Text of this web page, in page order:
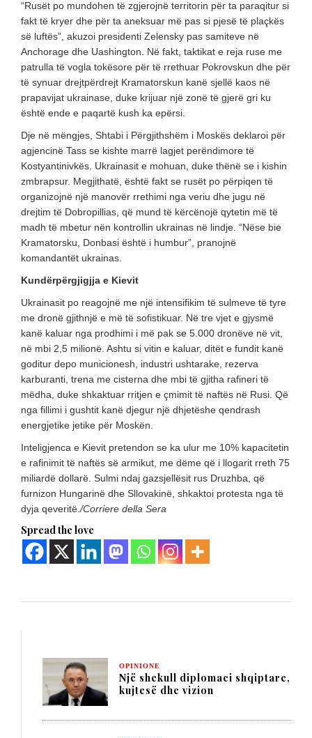
“Rusët po mundohen të zgjerojnë territorin për ta paraqitur si
fakt të kryer dhe për ta aneksuar më pas si pjesë të plaçkës
së luftës”, akuzoi presidenti Zelensky pas samiteve në
Anchorage dhe Uashington. Në fakt, taktikat e reja ruse me
patrulla të vogla tokësore për të rrethuar Pokrovskun dhe për
të synuar drejtpërdrejt Kramatorskun kanë sjellë kaos në
prapavijat ukrainase, duke krijuar një zonë të gjerë gri ku
është ende e paqartë kush ka epërsi.
Dje në mëngjes, Shtabi i Përgjithshëm i Moskës deklaroi për
agjencinë Tass se kishte marrë lagjet perëndimore të
Kostyantinivkës. Ukrainasit e mohuan, duke thënë se i kishin
zmbrapsur. Megjithatë, është fakt se rusët po përpiqen të
organizojnë një manovër rrethimi nga veriu dhe jugu në
drejtim të Dobropillias, që mund të kërcënojë qytetin më të
madh të mbetur nën kontrollin ukrainas në lindje. “Nëse bie
Kramatorsku, Donbasi është i humbur”, pranojnë
komandantët ukrainas.
Kundërpërgjigjja e Kievit
Ukrainasit po reagojnë me një intensifikim të sulmeve të tyre
me dronë gjithnjë e më të sofistikuar. Në tre vjet e gjysmë
kanë kaluar nga prodhimi i më pak se 5.000 dronëve në vit,
në mbi 2,5 milionë. Ashtu si vitin e kaluar, ditët e fundit kanë
goditur depo municionesh, industri ushtarake, rezerva
karburanti, trena me cisterna dhe mbi të gjitha rafineri të
mëdha, duke shkaktuar rritjen e çmimit të naftës në Rusi. Që
nga fillimi i gushtit kanë djegur një dhjetëshe qendrash
energjetike jetike për Moskën.
Inteligjenca e Kievit pretendon se ka ulur me 10% kapacitetin
e rafinimit të naftës së armikut, me dëme që i llogarit rreth 75
miliardë dollarë. Sulmi ndaj gazsjellësit rus Druzhba, që
furnizon Hungarinë dhe Sllovakinë, shkaktoi protesta nga të
dyja qeveritë./Corriere della Sera
Spread the love
OPINIONE
Një shekull diplomaci shqiptare,
kujtesë dhe vizion